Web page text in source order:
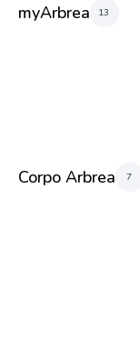
myArbrea 13
Corpo Arbrea 7